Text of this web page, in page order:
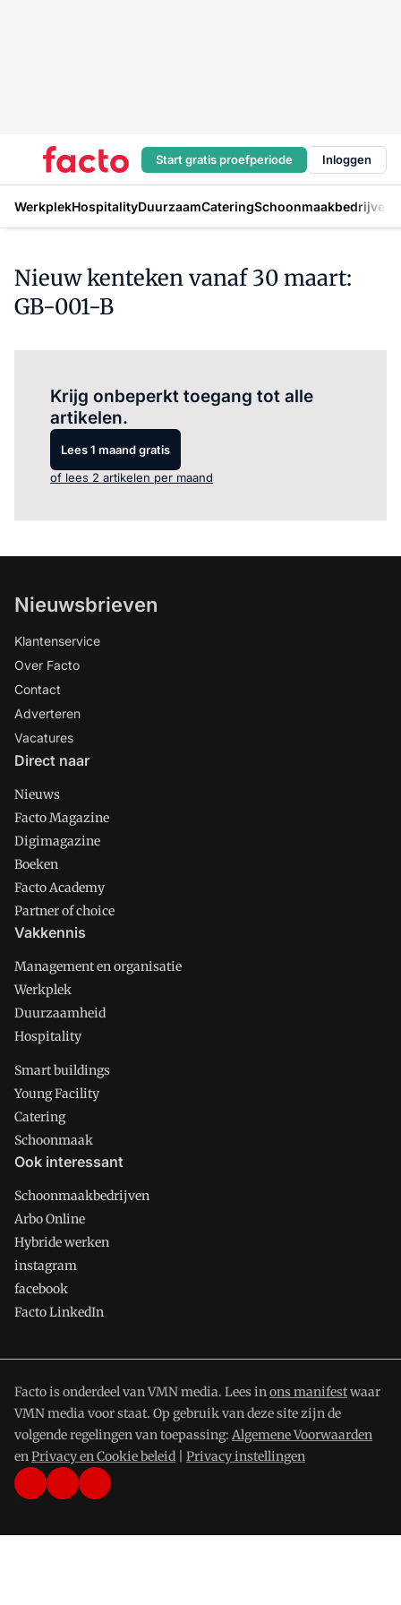
Start gratis proefperiode Inloggen
WerkplekHospitalityDuurzaamCateringSchoonmaakbedrijven
Nieuw kenteken vanaf 30 maart:
GB-001-B
Krijg onbeperkt toegang tot alle
artikelen.
Lees 1 maand gratis
of lees 2 artikelen per maand
Nieuwsbrieven
Klantenservice
Over Facto
Contact
Adverteren
Vacatures
Direct naar
Nieuws
Facto Magazine
Digimagazine
Boeken
Facto Academy
Partner of choice
Vakkennis
Management en organisatie
Werkplek
Duurzaamheid
Hospitality
Smart buildings
Young Facility
Catering
Schoonmaak
Ook interessant
Schoonmaakbedrijven
Arbo Online
Hybride werken
instagram
facebook
Facto LinkedIn
Facto is onderdeel van VMN media. Lees inons manifestwaar
VMN media voor staat. Op gebruik van deze site zijn de
volgende regelingen van toepassing: Algemene Voorwaarden
enPrivacy en Cookie beleid Privacy instellingen